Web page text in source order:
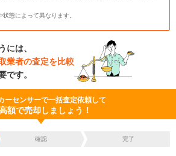
態によって異なります。
には、
業者の査定を比較
です。
ーセンサーで一括査定依頼して
額で売却しましょう！
確認 完了